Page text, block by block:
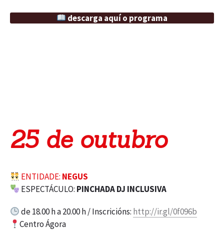
descarga aquí o programa
25 de outubro
ENTIDADE: NEGUS
ESPECTÁCULO: PINCHADA DJ INCLUSIVA
de 18.00 h a 20.00 h / Inscricións: http://ir.gl/0f096b
Centro Ágora